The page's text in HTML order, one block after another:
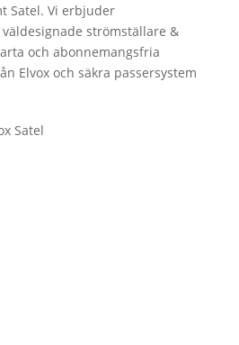
Satel. Vi erbjuder
strömställare &
och abonnemangsfria
Elvox och säkra passersystem